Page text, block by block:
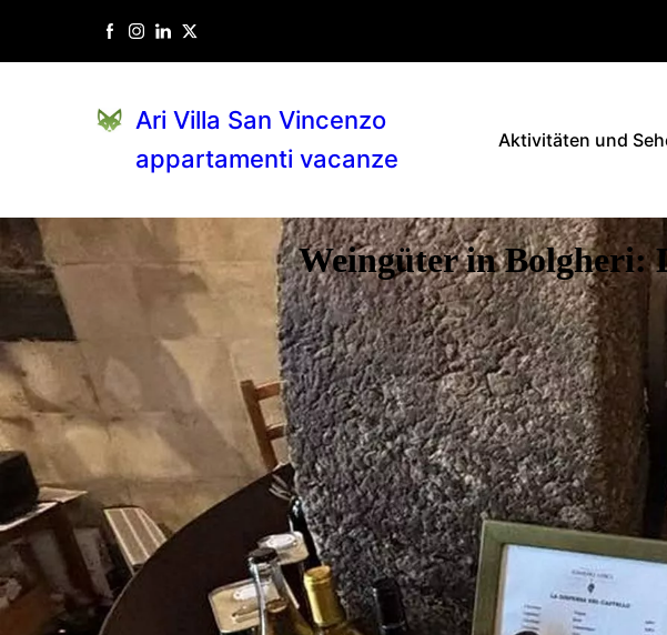
Ari Villa San Vincenzo
appartamenti vacanze
Aktivitäten und
Weingüter in Bolgheri: